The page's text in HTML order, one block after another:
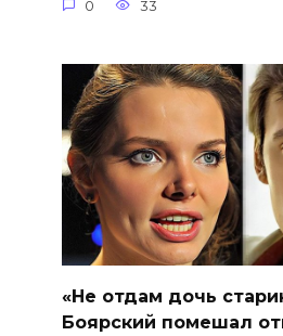
0 33
«Не отдам дочь
Боярский помешал